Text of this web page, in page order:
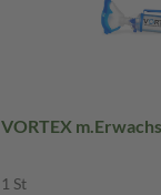
VORTEX
1 St